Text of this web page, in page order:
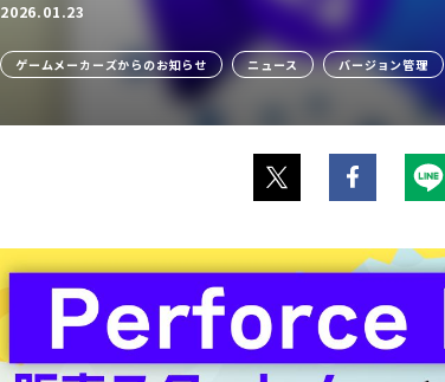
2026.01.23
ゲームメーカーズからのお知らせ ニュース バージョン管理